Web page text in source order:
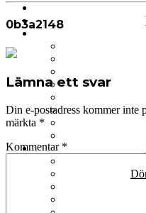
0b3a2148
Lämna ett svar
Din e-postadress kommer inte
märkta *
Kommentar *